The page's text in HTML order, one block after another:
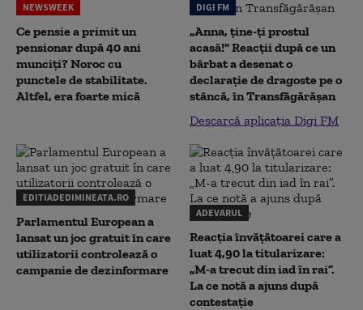
NEWSWEEK
Ce pensie a primit un
pensionar după 40 ani
munciți? Noroc cu
punctele de stabilitate.
Altfel, era foarte mică
DIGI FM
„Anna, ţine-ţi prostul
acasă!" Reacţii după ce un
bărbat a desenat o
declaraţie de dragoste pe o
stâncă, în Transfăgărăşan
Descarcă aplicația Digi FM
EDITIADEDIMINEATA.RO
Parlamentul European a
lansat un joc gratuit în care
utilizatorii controlează o
campanie de dezinformare
ADEVARUL
Reacția învățătoarei care a
luat 4,90 la titularizare:
„M-a trecut din iad în rai”.
La ce notă a ajuns după
contestație